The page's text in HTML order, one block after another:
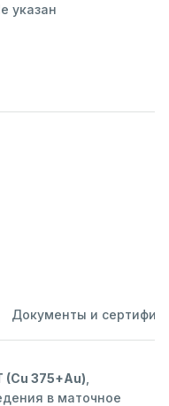
указан
Документы и
(Cu 375+Au)
в маточное